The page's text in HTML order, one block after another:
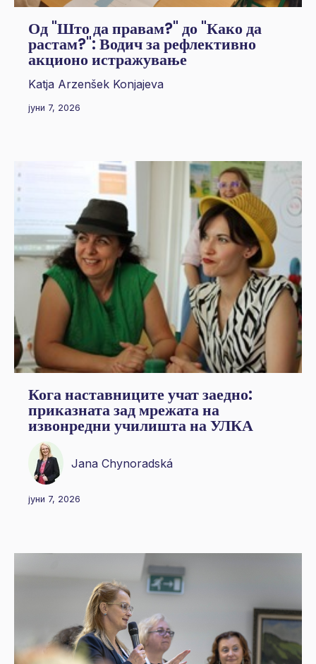
Од "Што да правам?" до "Како да
растам?": Водич за рефлективно
акционо истражување
Katja Arzenšek Konjajeva
јуни 7, 2026
Кога наставниците учат заедно:
приказната зад мрежата на
извонредни училишта на УЛКА
Jana Chynoradská
јуни 7, 2026